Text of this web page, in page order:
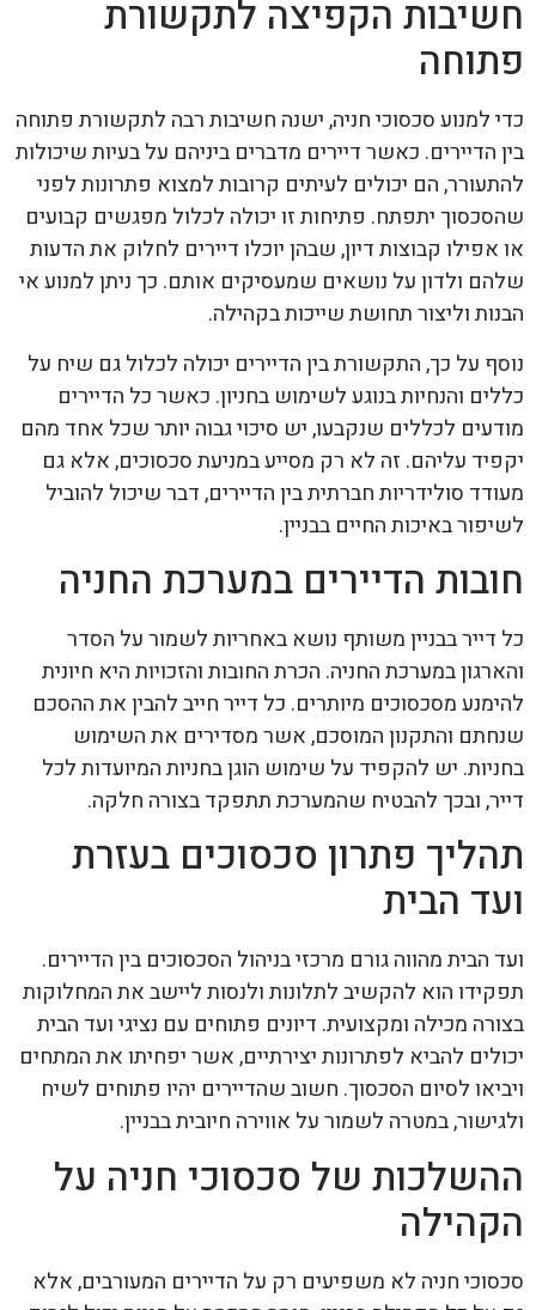
חשיבות הקפיצה לתקשורת
פתוחה
כדי למנוע סכסוכי חניה, ישנה חשיבות רבה לתקשורת פתוחה
בין הדיירים. כאשר דיירים מדברים ביניהם על בעיות שיכולות
להתעורר, הם יכולים לעיתים קרובות למצוא פתרונות לפני
שהסכסוך יתפתח. פתיחות זו יכולה לכלול מפגשים קבועים
או אפילו קבוצות דיון, שבהן יוכלו דיירים לחלוק את הדעות
שלהם ולדון על נושאים שמעסיקים אותם. כך ניתן למנוע אי
הבנות וליצור תחושת שייכות בקהילה.
נוסף על כך, התקשורת בין הדיירים יכולה לכלול גם שיח על
כללים והנחיות בנוגע לשימוש בחניון. כאשר כל הדיירים
מודעים לכללים שנקבעו, יש סיכוי גבוה יותר שכל אחד מהם
יקפיד עליהם. זה לא רק מסייע במניעת סכסוכים, אלא גם
מעודד סולידריות חברתית בין הדיירים, דבר שיכול להוביל
לשיפור באיכות החיים בבניין.
חובות הדיירים במערכת החניה
כל דייר בבניין משותף נושא באחריות לשמור על הסדר
והארגון במערכת החניה. הכרת החובות והזכויות היא חיונית
להימנע מסכסוכים מיותרים. כל דייר חייב להבין את ההסכם
שנחתם והתקנון המוסכם, אשר מסדירים את השימוש
בחניות. יש להקפיד על שימוש הוגן בחניות המיועדות לכל
דייר, ובכך להבטיח שהמערכת תתפקד בצורה חלקה.
תהליך פתרון סכסוכים בעזרת
ועד הבית
ועד הבית מהווה גורם מרכזי בניהול הסכסוכים בין הדיירים.
תפקידו הוא להקשיב לתלונות ולנסות ליישב את המחלוקות
בצורה מכילה ומקצועית. דיונים פתוחים עם נציגי ועד הבית
יכולים להביא לפתרונות יצירתיים, אשר יפחיתו את המתחים
ויביאו לסיום הסכסוך. חשוב שהדיירים יהיו פתוחים לשיח
ולגישור, במטרה לשמור על אווירה חיובית בבניין.
ההשלכות של סכסוכי חניה על
הקהילה
סכסוכי חניה לא משפיעים רק על הדיירים המעורבים, אלא